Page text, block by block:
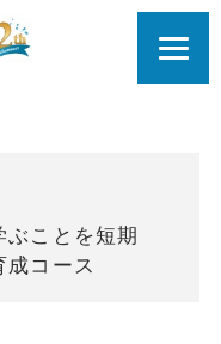
ぶことを短期
コース